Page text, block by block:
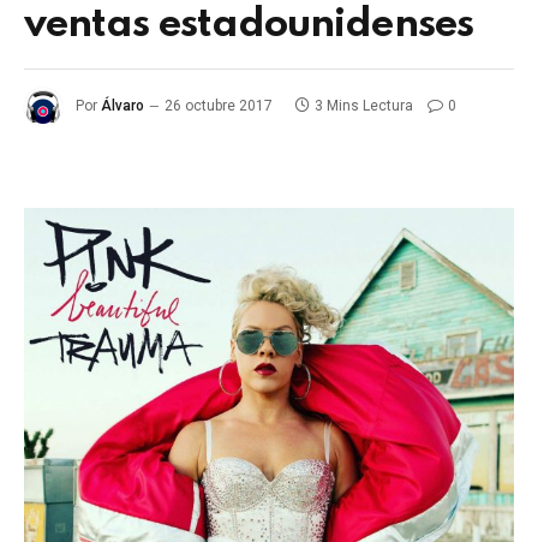
ventas estadounidenses
Por Álvaro 26 octubre 2017 3 Mins Lectura 0